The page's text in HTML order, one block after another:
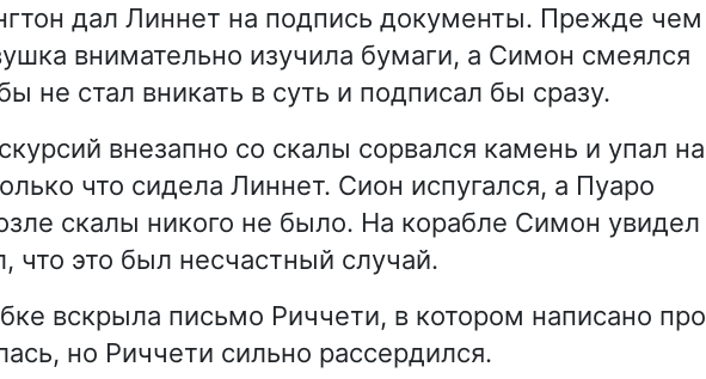
дал Линнет на подпись документы. Прежде чем
внимательно изучила бумаги, а Симон смеялся
не стал вникать в суть и подписал бы сразу.
внезапно со скалы сорвался камень и упал на
что сидела Линнет. Сион испугался, а Пуаро
скалы никого не было. На корабле Симон увидел
это был несчастный случай.
вскрыла письмо Риччети, в котором написано про
но Риччети сильно рассердился.